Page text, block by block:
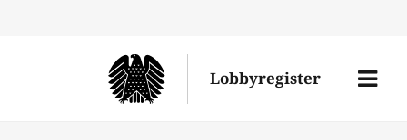
Lobbyregister
Menü